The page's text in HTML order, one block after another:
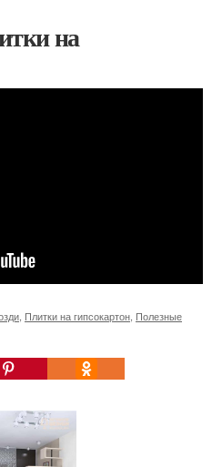
на
, Плитки на гипсокартон, Полезные